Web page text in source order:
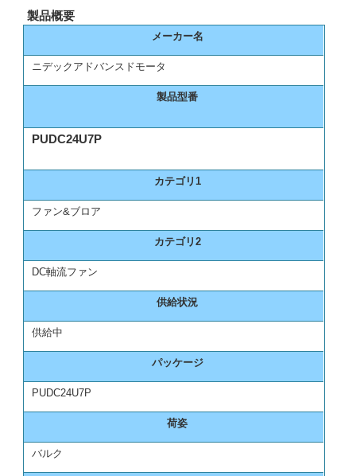
製品概要
メーカー名
ニデックアドバンスドモータ
製品型番
PUDC24U7P
カテゴリ1
ファン&ブロア
カテゴリ2
DC軸流ファン
供給状況
供給中
パッケージ
PUDC24U7P
荷姿
バルク